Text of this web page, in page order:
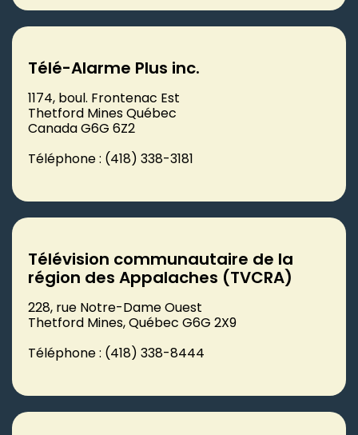
Télé-Alarme Plus inc.
1174, boul. Frontenac Est
Thetford Mines Québec
Canada G6G 6Z2
Téléphone : (418) 338-3181
Télévision communautaire de la
région des Appalaches (TVCRA)
228, rue Notre-Dame Ouest
Thetford Mines, Québec G6G 2X9
Téléphone : (418) 338-8444